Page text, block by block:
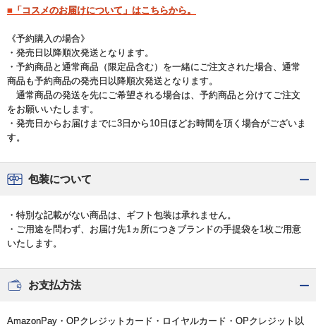
■「コスメのお届けについて」はこちらから。
《予約購入の場合》
・発売日以降順次発送となります。
・予約商品と通常商品（限定品含む）を一緒にご注文された場合、通常
商品も予約商品の発売日以降順次発送となります。
通常商品の発送を先にご希望される場合は、予約商品と分けてご注文
をお願いいたします。
・発売日からお届けまでに3日から10日ほどお時間を頂く場合がございま
す。
包装について
・特別な記載がない商品は、ギフト包装は承れません。
・ご用途を問わず、お届け先1ヵ所につきブランドの手提袋を1枚ご用意
いたします。
お支払方法
AmazonPay・OPクレジットカード・ロイヤルカード・OPクレジット以